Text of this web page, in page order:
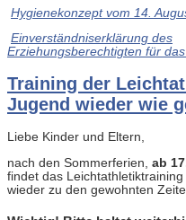
Hygienekonzept vom 14.
Einverständniserklärung des
Erziehungsberechtigten für
Training der
Jugend wieder wie
Liebe Kinder und Eltern,
nach den Sommerferien, ab
findet das
wieder zu den gewohnten